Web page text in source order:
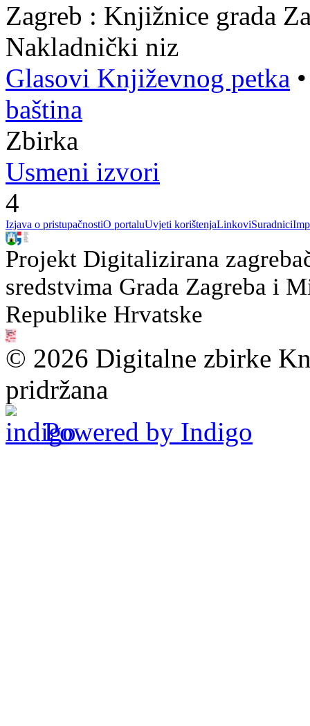
Zagreb : Knjižnice grada
Nakladnički niz
Glasovi Književnog petka
baština
Zbirka
Usmeni izvori
4
Izjava o pristupačnostiO portaluUvjeti korištenjaLinkoviSuradnici
Projekt Digitalizirana
sredstvima Grada Zagreba i
Republike Hrvatske
© 2026 Digitalne zbirke
pridržana
Powered by Indigo